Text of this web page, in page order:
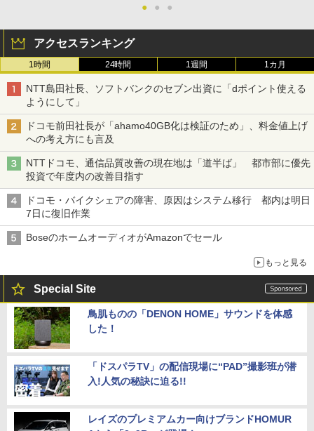
● ● ●
アクセスランキング
1時間 24時間 1週間 1カ月
NTT島田社長、ソフトバンクのセブン出資に「dポイント使える
ようにして」
ドコモ前田社長が「ahamo40GB化は検証のため」、料金値上げ
への考え方にも言及
NTTドコモ、通信品質改善の現在地は「道半ば」 都市部に優先
投資で年度内の改善目指す
ドコモ・バイクシェアの障害、原因はシステム移行 都内は明日
7日に復旧作業
BoseのホームオーディオがAmazonでセール
もっと見る
Special Site
鳥肌ものの「DENON HOME」サウンドを体感
した！
「ドスパラTV」の配信現場に“PAD”撮影班が潜
入!人気の秘訣に迫る!!
レイズのプレミアムカー向けブランドHOMUR